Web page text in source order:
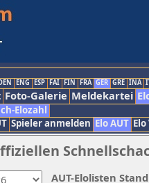
ENG ESP FAI FIN FRA GER GRE INA
Foto-Galerie Meldekartei
Elozahl
Spieler anmelden Elo AUT
AUT-Elolisten